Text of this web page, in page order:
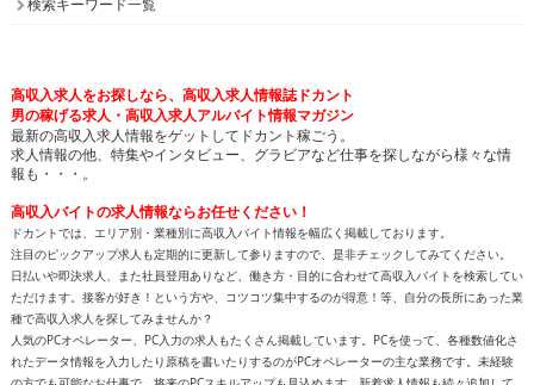
求人情報の他、特集やインタビュー、グラビアなど仕事を探しながら様々な情
ドカントでは、エリア別・業種別に高収入バイト情報を幅広く掲載しております。
注目のピックアップ求人も定期的に更新して参りますので、是非チェックしてみてください。
日払いや即決求人、また社員登用ありなど、働き方・目的に合わせて高収入バイトを検索してい
ただけます。接客が好き！という方や、コツコツ集中するのが得意！等、自分の長所にあった業
種で高収入求人を探してみませんか？
れたデータ情報を入力したり原稿を書いたりするのがPCオペレーターの主な業務です。未経験
の方でも可能なお仕事で、将来のPCスキルアップも見込めます。新着求人情報も続々追加して
おりますので、きっとアナタに合ったバイトが見つかります。
面白特集ページもたっぷりご用意しておりますので、どうぞ楽しみながら求人を探してくださ
い！
高収入バイトをお探しなら、日払いや即決求人を多数掲載している高収入求人情報誌ドカントへ
どうぞお任せくださいませ！